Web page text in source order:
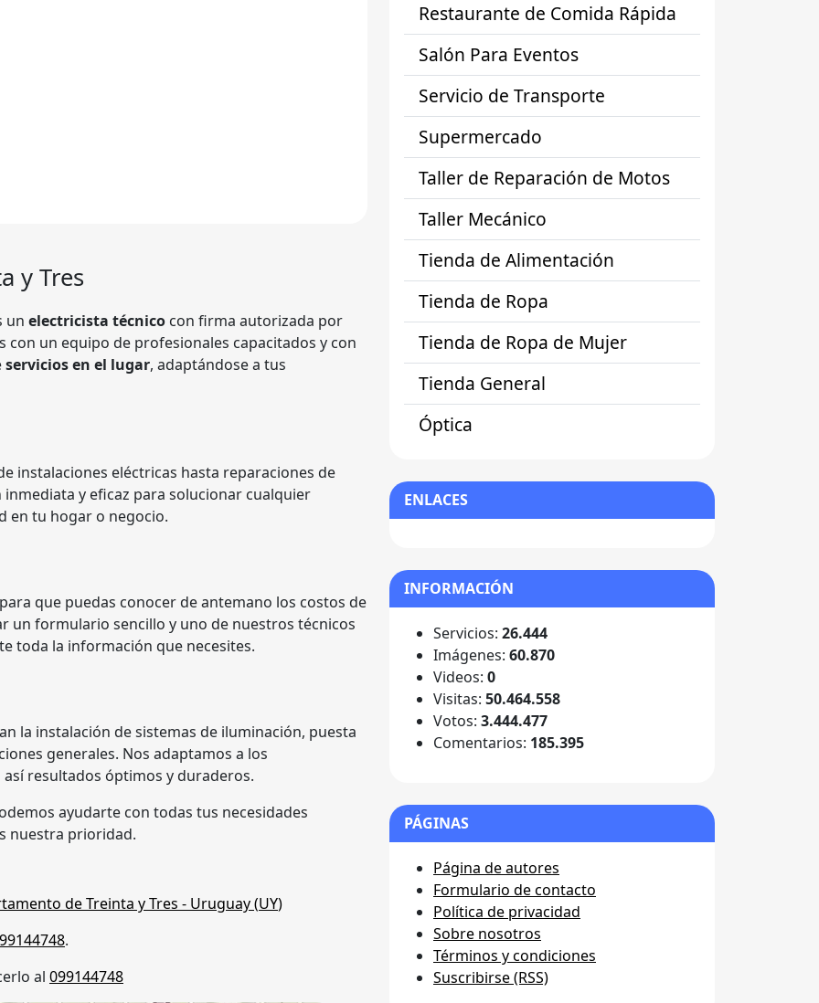
y Tres
un electricista técnico con firma autorizada por
con un equipo de profesionales capacitados y con
servicios en el lugar, adaptándose a tus
instalaciones eléctricas hasta reparaciones de
y eficaz para solucionar cualquier
en tu hogar o negocio.
para que puedas conocer de antemano los costos de
un formulario sencillo y uno de nuestros técnicos
toda la información que necesites.
la instalación de sistemas de iluminación, puesta
generales. Nos adaptamos a los
resultados óptimos y duraderos.
ayudarte con todas tus necesidades
nuestra prioridad.
de Treinta y Tres - Uruguay (UY)
.
al 099144748
Restaurante de Comida Rápida
Salón Para Eventos
Servicio de Transporte
Supermercado
Taller de Reparación de Motos
Taller Mecánico
Tienda de Alimentación
Tienda de Ropa
Tienda de Ropa de Mujer
Tienda General
Óptica
ENLACES
INFORMACIÓN
Servicios: 26.444
Imágenes: 60.870
Videos: 0
Visitas: 50.464.558
Votos: 3.444.477
Comentarios: 185.395
PÁGINAS
Página de autores
Formulario de contacto
Política de privacidad
Sobre nosotros
Términos y condiciones
Suscribirse (RSS)